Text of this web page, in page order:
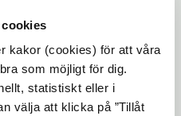
kakor (cookies) för att våra
som möjligt för dig.
statistiskt eller i
välja att klicka på ”Tillåt
Södertälje och
sträcka på 15 mil.
planeras på
Skavsta,